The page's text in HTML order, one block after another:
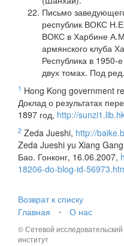
Письмо
республик ВОКС
ВОКС в Харбине
армянского клуба
Республика в 1950-
двух томах. Под
1 Hong Kong government
Доклад о результатах
1897 год, http://
2 Zeda Jueshi, http://
Zeda Jueshi yu Xiang
Бао. Гонконг, 16.06.2007,
18206-do-blog-id-
Возврат к списку
Главная
⋅ О нас
© Сетевой исследовательский
институт